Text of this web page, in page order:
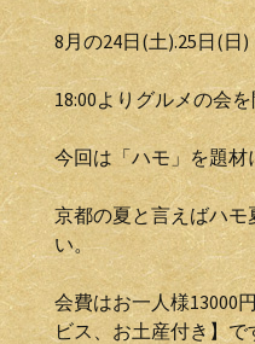
8月の24日(土).25日(日)
18:00よりグルメの会
今回は「ハモ」を題材
京都の夏と言えばハ
い。
会費はお一人様13000
ビス、お土産付き】で